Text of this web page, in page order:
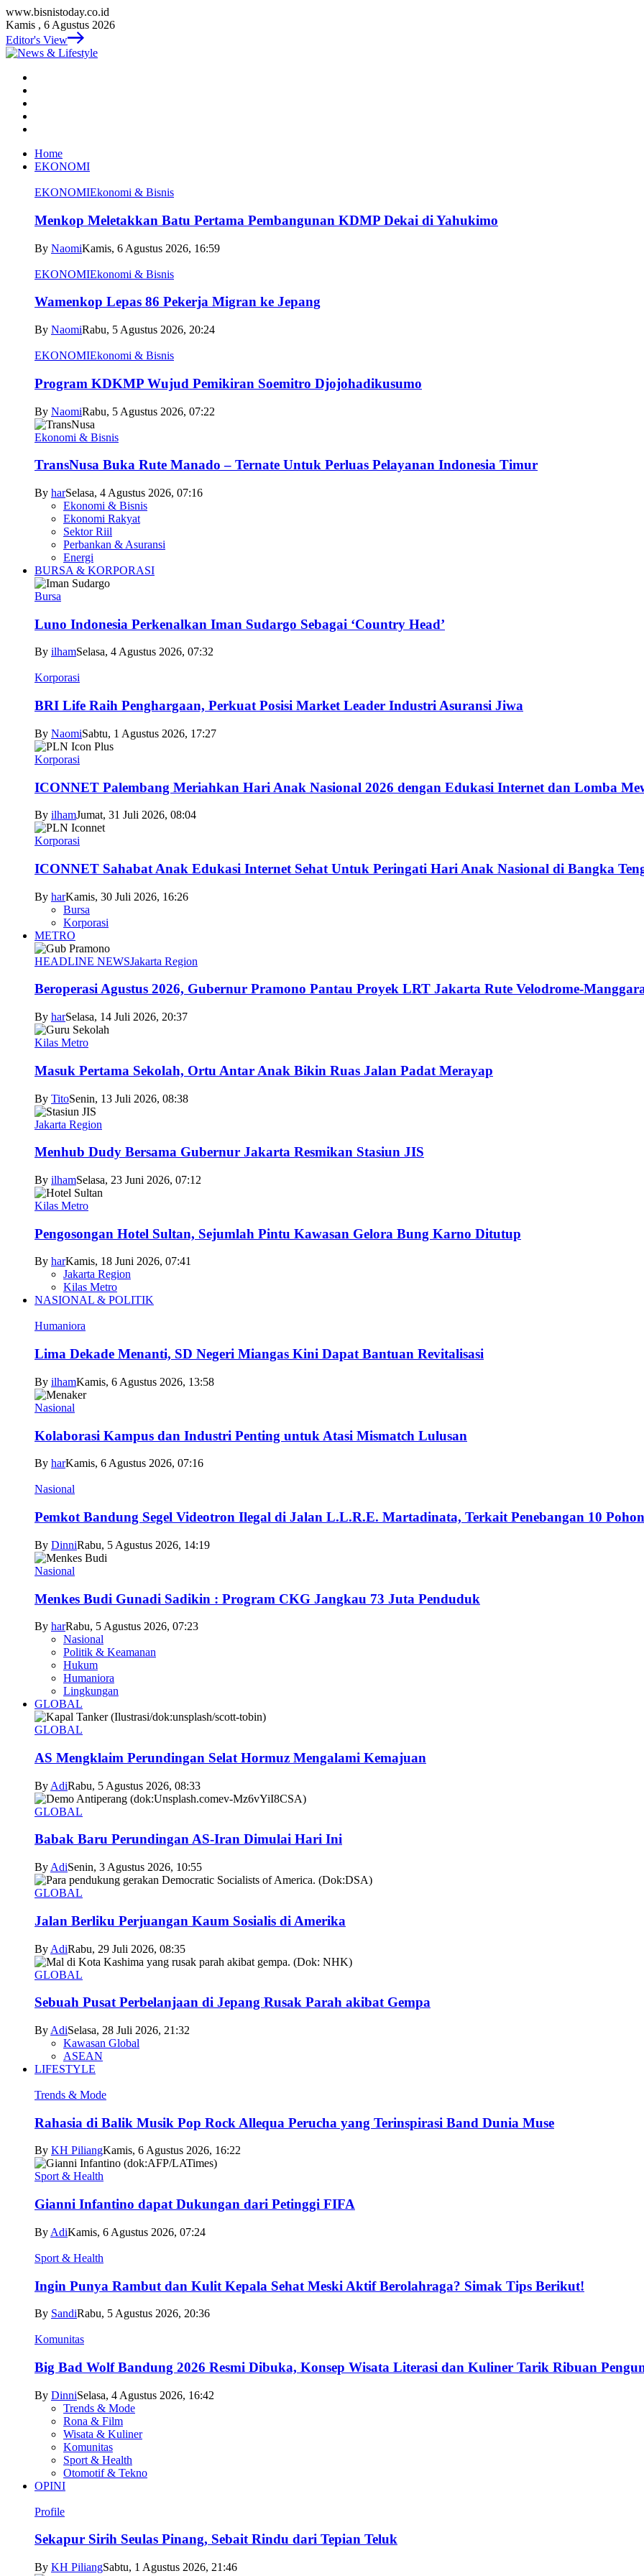
www.bisnistoday.co.id
Kamis , 6 Agustus 2026
Editor's View
Home
EKONOMI
EKONOMIEkonomi & Bisnis
Menkop Meletakkan Batu Pertama Pembangunan KDMP Dekai di Yahukimo
By NaomiKamis, 6 Agustus 2026, 16:59
EKONOMIEkonomi & Bisnis
Wamenkop Lepas 86 Pekerja Migran ke Jepang
By NaomiRabu, 5 Agustus 2026, 20:24
EKONOMIEkonomi & Bisnis
Program KDKMP Wujud Pemikiran Soemitro Djojohadikusumo
By NaomiRabu, 5 Agustus 2026, 07:22
Ekonomi & Bisnis
TransNusa Buka Rute Manado – Ternate Untuk Perluas Pelayanan Indonesia Timur
By harSelasa, 4 Agustus 2026, 07:16
Ekonomi & Bisnis
Ekonomi Rakyat
Sektor Riil
Perbankan & Asuransi
Energi
BURSA & KORPORASI
Bursa
Luno Indonesia Perkenalkan Iman Sudargo Sebagai ‘Country Head’
By ilhamSelasa, 4 Agustus 2026, 07:32
Korporasi
BRI Life Raih Penghargaan, Perkuat Posisi Market Leader Industri Asuransi Jiwa
By NaomiSabtu, 1 Agustus 2026, 17:27
Korporasi
ICONNET Palembang Meriahkan Hari Anak Nasional 2026 dengan Edukasi Internet dan Lomba
By ilhamJumat, 31 Juli 2026, 08:04
Korporasi
ICONNET Sahabat Anak Edukasi Internet Sehat Untuk Peringati Hari Anak Nasional di Bangka
By harKamis, 30 Juli 2026, 16:26
Bursa
Korporasi
METRO
HEADLINE NEWSJakarta Region
Beroperasi Agustus 2026, Gubernur Pramono Pantau Proyek LRT Jakarta Rute Velodrome-
By harSelasa, 14 Juli 2026, 20:37
Kilas Metro
Masuk Pertama Sekolah, Ortu Antar Anak Bikin Ruas Jalan Padat Merayap
By TitoSenin, 13 Juli 2026, 08:38
Jakarta Region
Menhub Dudy Bersama Gubernur Jakarta Resmikan Stasiun JIS
By ilhamSelasa, 23 Juni 2026, 07:12
Kilas Metro
Pengosongan Hotel Sultan, Sejumlah Pintu Kawasan Gelora Bung Karno Ditutup
By harKamis, 18 Juni 2026, 07:41
Jakarta Region
Kilas Metro
NASIONAL & POLITIK
Humaniora
Lima Dekade Menanti, SD Negeri Miangas Kini Dapat Bantuan Revitalisasi
By ilhamKamis, 6 Agustus 2026, 13:58
Nasional
Kolaborasi Kampus dan Industri Penting untuk Atasi Mismatch Lulusan
By harKamis, 6 Agustus 2026, 07:16
Nasional
Pemkot Bandung Segel Videotron Ilegal di Jalan L.L.R.E. Martadinata, Terkait Penebangan 10 Pohon
By DinniRabu, 5 Agustus 2026, 14:19
Nasional
Menkes Budi Gunadi Sadikin : Program CKG Jangkau 73 Juta Penduduk
By harRabu, 5 Agustus 2026, 07:23
Nasional
Politik & Keamanan
Hukum
Humaniora
Lingkungan
GLOBAL
GLOBAL
AS Mengklaim Perundingan Selat Hormuz Mengalami Kemajuan
By AdiRabu, 5 Agustus 2026, 08:33
GLOBAL
Babak Baru Perundingan AS-Iran Dimulai Hari Ini
By AdiSenin, 3 Agustus 2026, 10:55
GLOBAL
Jalan Berliku Perjuangan Kaum Sosialis di Amerika
By AdiRabu, 29 Juli 2026, 08:35
GLOBAL
Sebuah Pusat Perbelanjaan di Jepang Rusak Parah akibat Gempa
By AdiSelasa, 28 Juli 2026, 21:32
Kawasan Global
ASEAN
LIFESTYLE
Trends & Mode
Rahasia di Balik Musik Pop Rock Allequa Perucha yang Terinspirasi Band Dunia Muse
By KH PiliangKamis, 6 Agustus 2026, 16:22
Sport & Health
Gianni Infantino dapat Dukungan dari Petinggi FIFA
By AdiKamis, 6 Agustus 2026, 07:24
Sport & Health
Ingin Punya Rambut dan Kulit Kepala Sehat Meski Aktif Berolahraga? Simak Tips Berikut!
By SandiRabu, 5 Agustus 2026, 20:36
Komunitas
Big Bad Wolf Bandung 2026 Resmi Dibuka, Konsep Wisata Literasi dan Kuliner Tarik Ribuan
By DinniSelasa, 4 Agustus 2026, 16:42
Trends & Mode
Rona & Film
Wisata & Kuliner
Komunitas
Sport & Health
Otomotif & Tekno
OPINI
Profile
Sekapur Sirih Seulas Pinang, Sebait Rindu dari Tepian Teluk
By KH PiliangSabtu, 1 Agustus 2026, 21:46